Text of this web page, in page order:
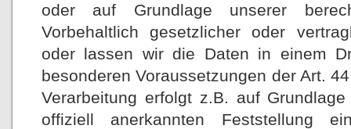
oder auf Grundlage unserer
Vorbehaltlich gesetzlicher oder
oder lassen wir die Daten in einem
besonderen Voraussetzungen der Art.
Verarbeitung erfolgt z.B. auf
offiziell anerkannten Feststellung